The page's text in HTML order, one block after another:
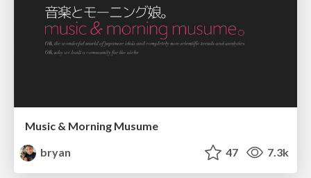
Music & Morning Musume
bryan
47 7.3k